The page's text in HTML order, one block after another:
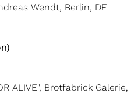
Wendt, Berlin, DE
ALIVE", Brotfabrick Galerie,